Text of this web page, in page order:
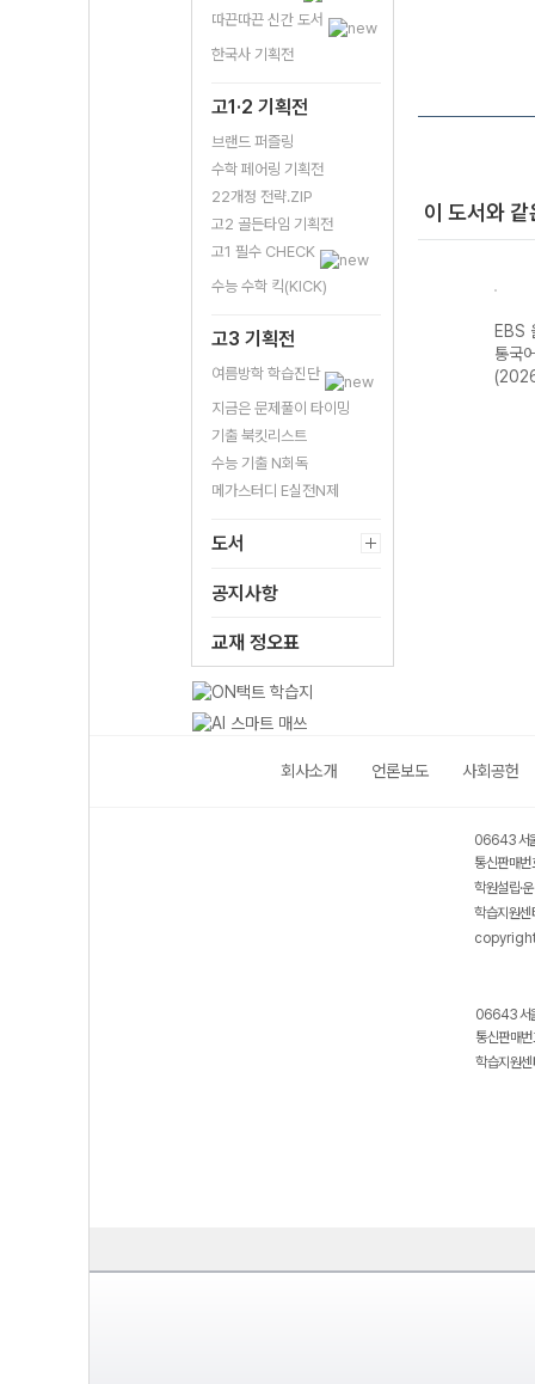
따끈따끈 신간 도서
한국사 기획전
고1·2 기획전
브랜드 퍼즐링
수학 페어링 기획전
22개정 전략.ZIP
고2 골든타임 기획전
고1 필수 CHECK
수능 수학 킥(KICK)
고3 기획전
여름방학 학습진단
지금은 문제풀이 타이밍
기출 북킷리스트
수능 기출 N회독
메가스터디 E실전N제
도서
공지사항
교재 정오표
이 도서와
EBS 올림포스 고
급영어독해 영미
문학 읽기-22개
정 (2026년용)
(2026년용)
EBS
통국
회사소개 언론보도 사회공헌
06643 서
통신판매
학원설립·
학습지원
06643 서
통신판매
학습지원